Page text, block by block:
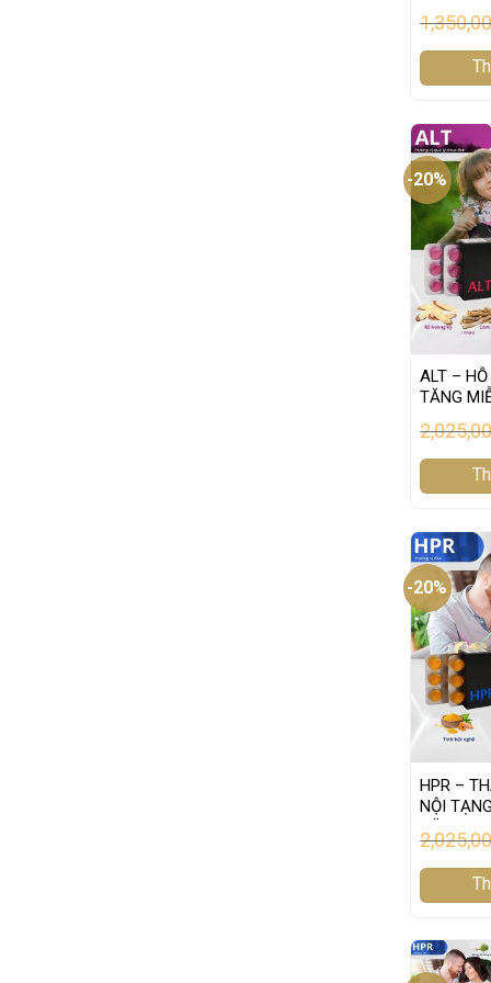
-20%
ALT – HỖ
TĂNG
-20%
HPR –
NỘI